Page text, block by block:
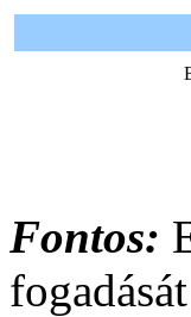
Fontos: